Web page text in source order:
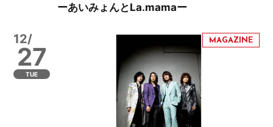
ーあいみょんとLa.mamaー
12/
27
TUE